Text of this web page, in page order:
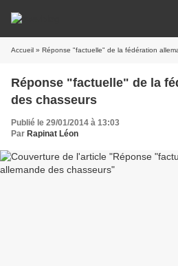
Accueil » Réponse "factuelle" de la fédération
Réponse "factuelle" de la
des chasseurs
Publié le 29/01/2014 à 13:03
Par Rapinat Léon